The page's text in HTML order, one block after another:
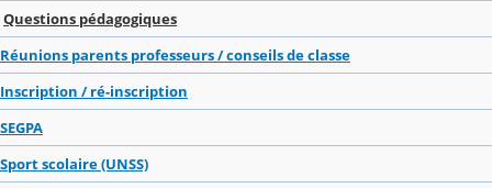
Questions pédagogiques
Réunions parents professeurs / conseils de classe
Inscription / ré-inscription
SEGPA
Sport scolaire (UNSS)